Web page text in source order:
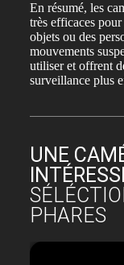
En résumé, les
très efficaces
objets ou des
mouvements
utiliser et offrent
surveillance plus
UNE
PHARES